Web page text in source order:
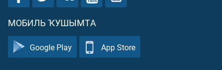
МОБИЛЬ ҠУШЫМТА
Google Play App Store